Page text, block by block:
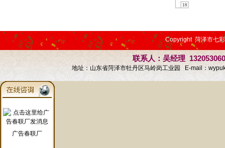
Copyright 菏泽市七
联系人：吴经理
地址：山东省菏泽市牡丹区马岭岗工业园 E-mail：
广告春联厂